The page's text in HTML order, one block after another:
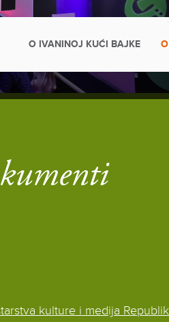
O IVANINOJ KUĆI BAJKE
kulture i medija